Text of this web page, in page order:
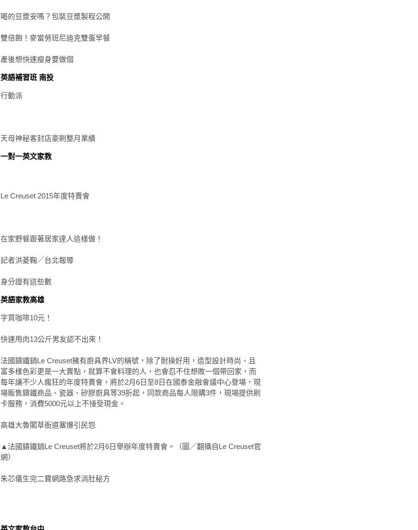
喝的豆漿安嗎？包裝豆漿製程公開
雙倍飽！麥當勞班尼迪克雙蛋早餐
產後想快速瘦身要做個
英語補習班 南投
行動派
天母神秘客封店豪刷整月業績
一對一英文家教
Le Creuset 2015年度特賣會
在家野餐跟著居家達人這樣做！
記者洪菱鞠／台北報導
身分證有這些數
英語家教高雄
字買咖啡10元！
快速甩肉13公斤男友認不出來！
法國鑄鐵鍋Le Creuset擁有廚具界LV的稱號，除了耐操好用，造型設計時尚、且
富多樣色彩更是一大賣點，就算不會料理的人，也會忍不住想敗一個帶回家，而
每年讓不少人瘋狂的年度特賣會，將於2月6日至8日在國泰金融會議中心登場，現
場販售鑄鐵商品、瓷器、矽膠廚具等39折起，同款商品每人限購3件，現場提供刷
卡服務，消費5000元以上不接受現金。
高雄大魯閣草衙道塞爆引民怨
▲法國鑄鐵鍋Le Creuset將於2月6日舉辦年度特賣會。（圖／翻攝自Le Creuset官
網）
朱芯儀生完二寶網路急求消肚秘方